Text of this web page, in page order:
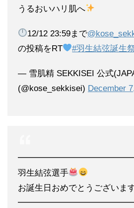
うるおいハリ肌へ
12/12 23:59まで
の投稿をRT
#羽生結弦誕生
— 雪肌精 SEKKISEI 公式
(@kose_sekkisei) December
羽生結弦選手
お誕生日おめでとうございま